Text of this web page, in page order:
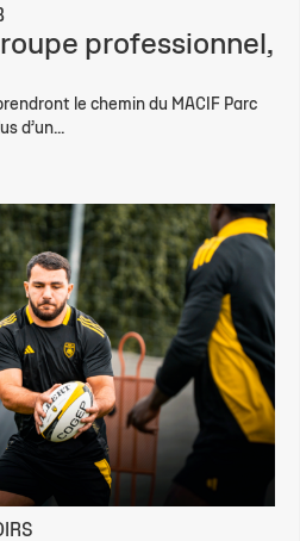
professionnel,
le chemin du MACIF Parc
d’un...